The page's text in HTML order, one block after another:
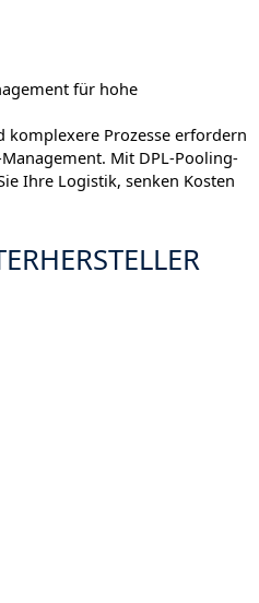
für hohe
komplexere Prozesse erfordern
Mit DPL-Pooling-
Ihre Logistik, senken Kosten